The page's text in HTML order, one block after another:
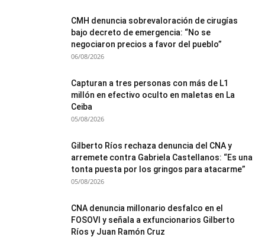
CMH denuncia sobrevaloración de cirugías
bajo decreto de emergencia: “No se
negociaron precios a favor del pueblo”
06/08/2026
Capturan a tres personas con más de L1
millón en efectivo oculto en maletas en La
Ceiba
05/08/2026
Gilberto Ríos rechaza denuncia del CNA y
arremete contra Gabriela Castellanos: “Es una
tonta puesta por los gringos para atacarme”
05/08/2026
CNA denuncia millonario desfalco en el
FOSOVI y señala a exfuncionarios Gilberto
Ríos y Juan Ramón Cruz